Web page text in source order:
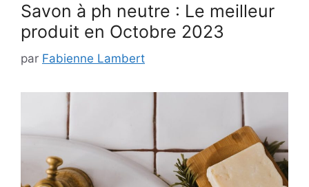
Savon à ph neutre : Le meilleur
produit en Octobre 2023
par Fabienne Lambert